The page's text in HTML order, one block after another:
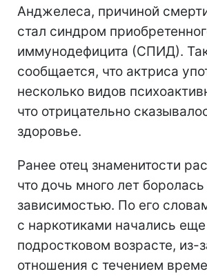
Анджелеса, причиной
стал синдром
иммунодефицита (СПИД).
сообщается, что актриса
несколько видов
что отрицательно
здоровье.
Ранее отец знаменитости
что дочь много лет боролась
зависимостью. По его
с наркотиками начались
подростковом возрасте, из-
отношения с течением